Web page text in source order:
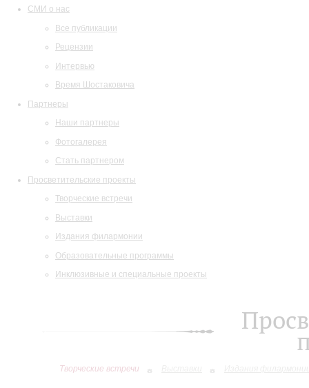
СМИ о нас
Все публикации
Рецензии
Интервью
Время Шостаковича
Партнеры
Наши партнеры
Фотогалерея
Стать партнером
Просветительские проекты
Творческие встречи
Выставки
Издания филармонии
Образовательные программы
Инклюзивные и специальные проекты
Творческие встречи